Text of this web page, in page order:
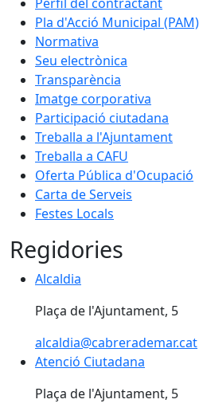
Pla d'Acció Municipal (PAM)
Normativa
Seu electrònica
Transparència
Imatge corporativa
Participació ciutadana
Treballa a l'Ajuntament
Treballa a CAFU
Oferta Pública d'Ocupació
Carta de Serveis
Festes Locals
Regidories
Alcaldia
Alcaldia
Plaça de l'Ajuntament, 5
alcaldia@cabrerademar.cat
Atenció Ciutadana
Atenció Ciutadana
Plaça de l'Ajuntament, 5